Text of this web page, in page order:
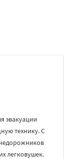
эвакуации
технику. С
легковушек.